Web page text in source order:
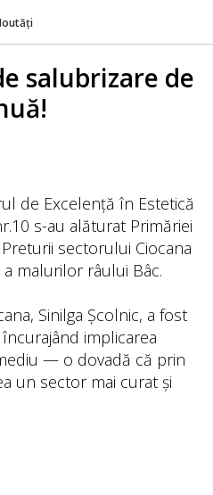
salubrizare de
de Excelență în Estetică
s-au alăturat Primăriei
sectorului Ciocana
malurilor râului Bâc.
Sinilga Școlnic, a fost
implicarea
— o dovadă că prin
un sector mai curat și